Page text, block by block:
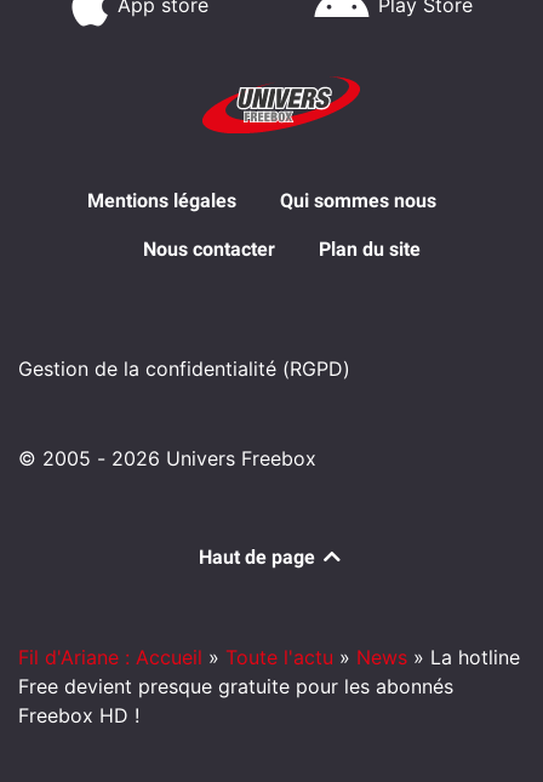
Mentions légales Qui sommes nous
Nous contacter Plan du site
Gestion de la confidentialité (RGPD)
© 2005 - 2026 Univers Freebox
Haut de page
Fil d'Ariane : Accueil » Toute l'actu » News » La hotline
Free devient presque gratuite pour les abonnés
Freebox HD !